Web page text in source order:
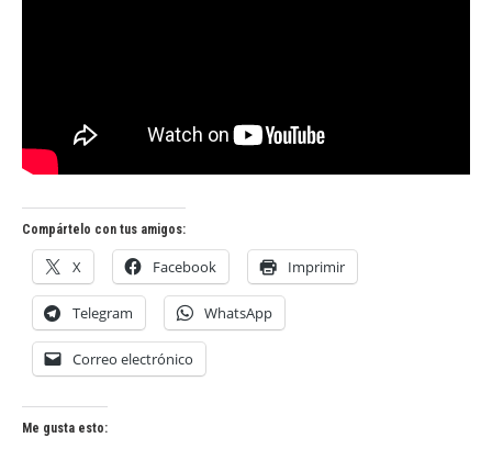
Compártelo con tus amigos:
X Facebook Imprimir
Telegram WhatsApp
Correo electrónico
Me gusta esto: